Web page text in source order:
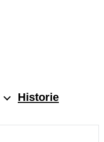
Historie